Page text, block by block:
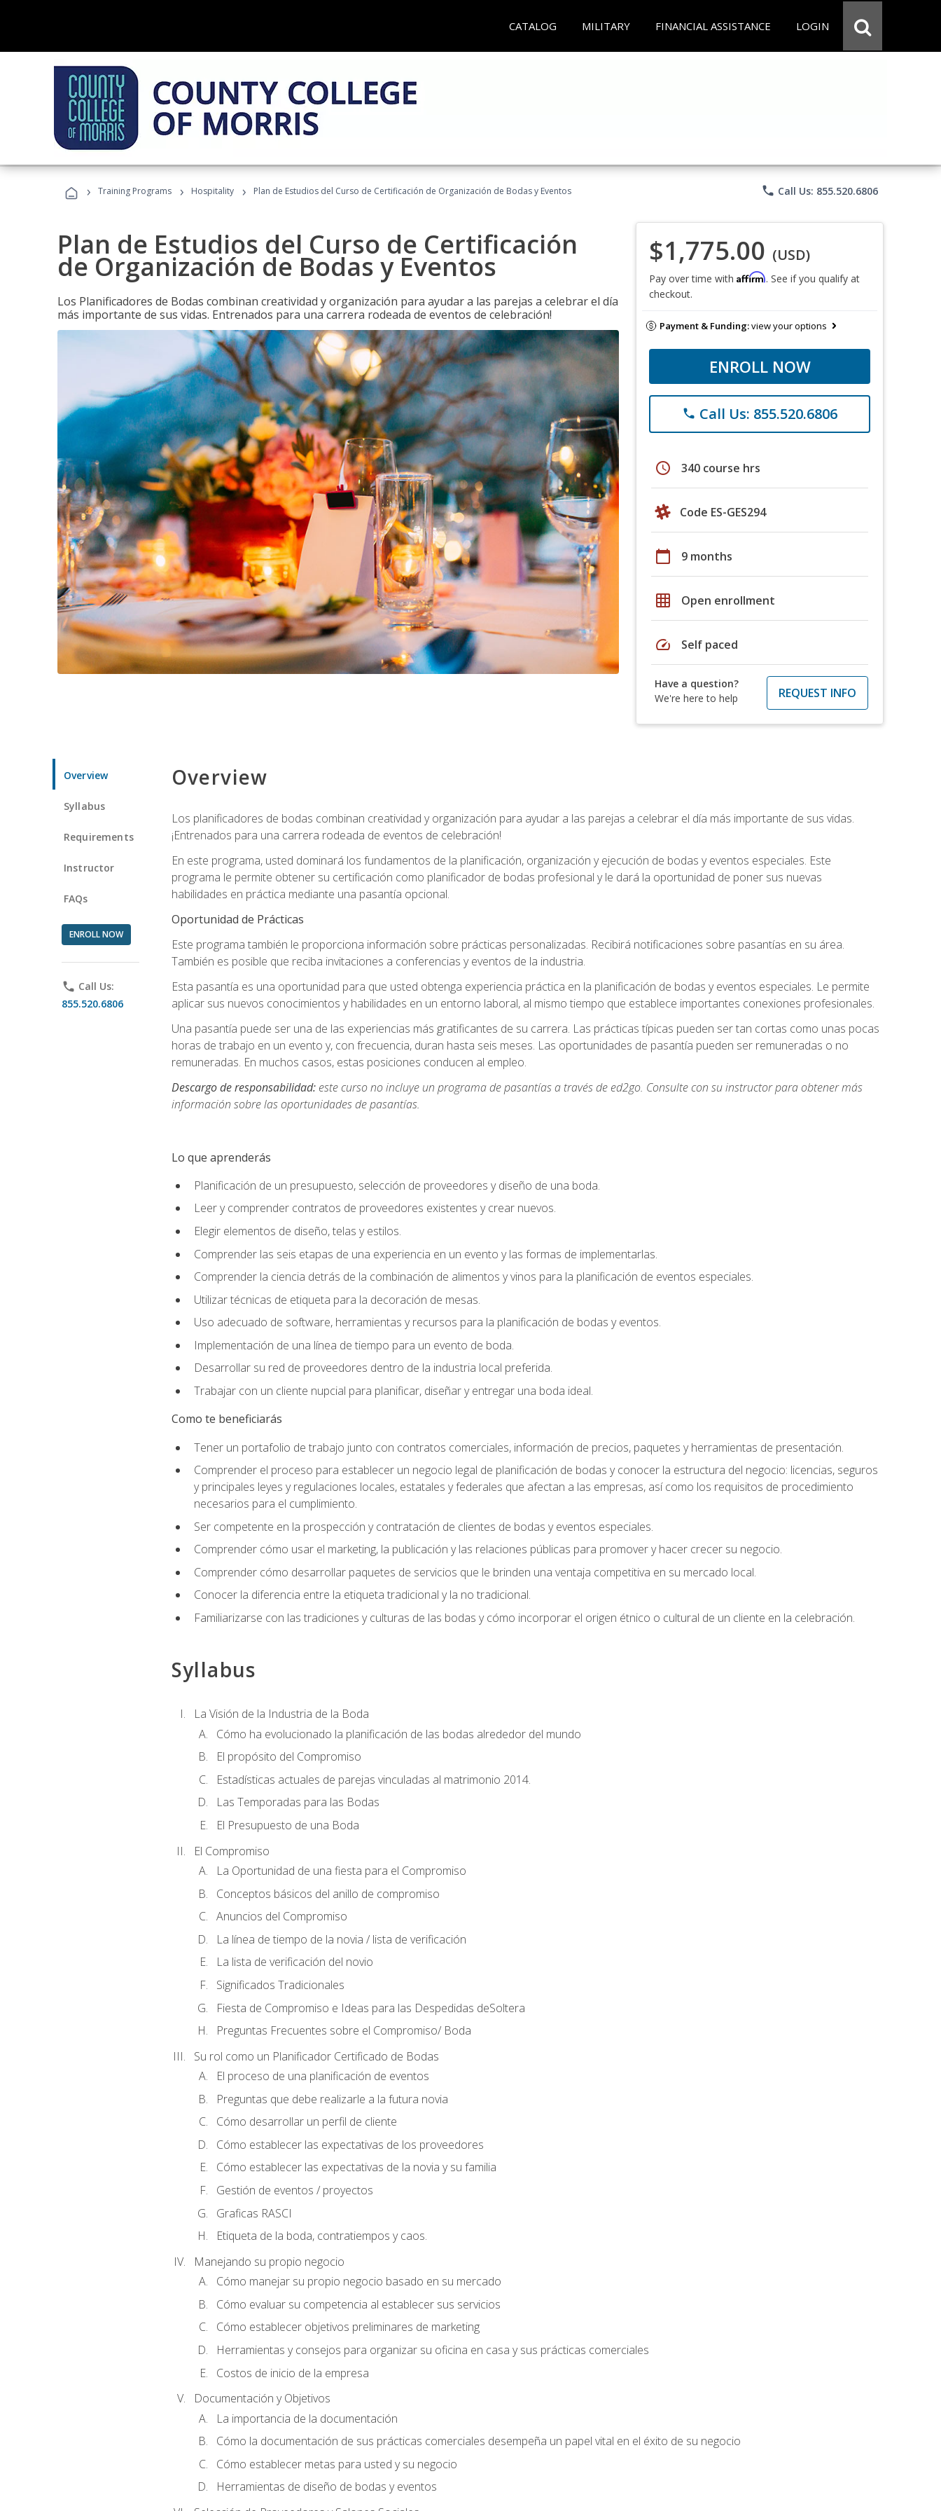
CATALOG MILITARY FINANCIAL ASSISTANCE LOGIN
› Training Programs › Hospitality › Plan de Estudios del Curso de Certificación de Organización de Bodas y Eventos phone Call Us: 855.520.6806
Plan de Estudios del Curso de Certificación
de Organización de Bodas y Eventos
Los Planificadores de Bodas combinan creatividad y organización para ayudar a las parejas a celebrar el día
más importante de sus vidas. Entrenados para una carrera rodeada de eventos de celebración!
$1,775.00 (USD)
Pay over time with Affirm. See if you qualify at
checkout.
Payment & Funding:view your options
ENROLL NOW
phone Call Us: 855.520.6806
schedule 340 course hrs
Code ES-GES294
calendar_today 9 months
grid_on Open enrollment
speed Self paced
Have a question?
We're here to help
REQUEST INFO
Overview
Syllabus
Requirements
Instructor
FAQs
ENROLL NOW
phone Call Us:
855.520.6806
Overview
Los planificadores de bodas combinan creatividad y organización para ayudar a las parejas a celebrar el día más importante de sus vidas.
¡Entrenados para una carrera rodeada de eventos de celebración!
En este programa, usted dominará los fundamentos de la planificación, organización y ejecución de bodas y eventos especiales. Este
programa le permite obtener su certificación como planificador de bodas profesional y le dará la oportunidad de poner sus nuevas
habilidades en práctica mediante una pasantía opcional.
Oportunidad de Prácticas
Este programa también le proporciona información sobre prácticas personalizadas. Recibirá notificaciones sobre pasantías en su área.
También es posible que reciba invitaciones a conferencias y eventos de la industria.
Esta pasantía es una oportunidad para que usted obtenga experiencia práctica en la planificación de bodas y eventos especiales. Le permite
aplicar sus nuevos conocimientos y habilidades en un entorno laboral, al mismo tiempo que establece importantes conexiones profesionales.
Una pasantía puede ser una de las experiencias más gratificantes de su carrera. Las prácticas típicas pueden ser tan cortas como unas pocas
horas de trabajo en un evento y, con frecuencia, duran hasta seis meses. Las oportunidades de pasantía pueden ser remuneradas o no
remuneradas. En muchos casos, estas posiciones conducen al empleo.
Descargo de responsabilidad:este curso no incluye un programa de pasantías a través de ed2go. Consulte con su instructor para obtener más
información sobre las oportunidades de pasantías.
Lo que aprenderás
Planificación de un presupuesto, selección de proveedores y diseño de una boda.
Leer y comprender contratos de proveedores existentes y crear nuevos.
Elegir elementos de diseño, telas y estilos.
Comprender las seis etapas de una experiencia en un evento y las formas de implementarlas.
Comprender la ciencia detrás de la combinación de alimentos y vinos para la planificación de eventos especiales.
Utilizar técnicas de etiqueta para la decoración de mesas.
Uso adecuado de software, herramientas y recursos para la planificación de bodas y eventos.
Implementación de una línea de tiempo para un evento de boda.
Desarrollar su red de proveedores dentro de la industria local preferida.
Trabajar con un cliente nupcial para planificar, diseñar y entregar una boda ideal.
Como te beneficiarás
Tener un portafolio de trabajo junto con contratos comerciales, información de precios, paquetes y herramientas de presentación.
Comprender el proceso para establecer un negocio legal de planificación de bodas y conocer la estructura del negocio: licencias, seguros
y principales leyes y regulaciones locales, estatales y federales que afectan a las empresas, así como los requisitos de procedimiento
necesarios para el cumplimiento.
Ser competente en la prospección y contratación de clientes de bodas y eventos especiales.
Comprender cómo usar el marketing, la publicación y las relaciones públicas para promover y hacer crecer su negocio.
Comprender cómo desarrollar paquetes de servicios que le brinden una ventaja competitiva en su mercado local.
Conocer la diferencia entre la etiqueta tradicional y la no tradicional.
Familiarizarse con las tradiciones y culturas de las bodas y cómo incorporar el origen étnico o cultural de un cliente en la celebración.
Syllabus
La Visión de la Industria de la Boda
Cómo ha evolucionado la planificación de las bodas alrededor del mundo
El propósito del Compromiso
Estadísticas actuales de parejas vinculadas al matrimonio 2014.
Las Temporadas para las Bodas
El Presupuesto de una Boda
El Compromiso
La Oportunidad de una fiesta para el Compromiso
Conceptos básicos del anillo de compromiso
Anuncios del Compromiso
La línea de tiempo de la novia / lista de verificación
La lista de verificación del novio
Significados Tradicionales
Fiesta de Compromiso e Ideas para las Despedidas deSoltera
Preguntas Frecuentes sobre el Compromiso/ Boda
Su rol como un Planificador Certificado de Bodas
El proceso de una planificación de eventos
Preguntas que debe realizarle a la futura novia
Cómo desarrollar un perfil de cliente
Cómo establecer las expectativas de los proveedores
Cómo establecer las expectativas de la novia y su familia
Gestión de eventos / proyectos
Graficas RASCI
Etiqueta de la boda, contratiempos y caos.
Manejando su propio negocio
Cómo manejar su propio negocio basado en su mercado
Cómo evaluar su competencia al establecer sus servicios
Cómo establecer objetivos preliminares de marketing
Herramientas y consejos para organizar su oficina en casa y sus prácticas comerciales
Costos de inicio de la empresa
Documentación y Objetivos
La importancia de la documentación
Cómo la documentación de sus prácticas comerciales desempeña un papel vital en el éxito de su negocio
Cómo establecer metas para usted y su negocio
Herramientas de diseño de bodas y eventos